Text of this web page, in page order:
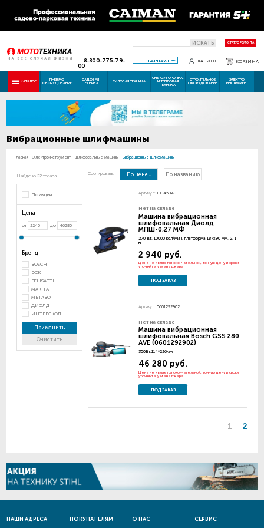
ИСКАТЬ СТАТУС РЕМОНТА
8-800-775-79-
00
БАРНАУЛ КАБИНЕТ КОРЗИНА
КАТАЛОГ ПНЕВМО
ОБОРУДОВАНИЕ
САДОВАЯ
ТЕХНИКА СИЛОВАЯ ТЕХНИКА
СНЕГОУБОРОЧНАЯ
И ТЕПЛОВАЯ
ТЕХНИКА
СТРОИТЕЛЬНОЕ
ОБОРУДОВАНИЕ
ЭЛЕКТРО
ИНСТРУМЕНТ
Вибрационные шлифмашины
Главная - Электроинструмент - Шлифовальные машины - Вибрационные шлифмашины
Найдено 22 товара
По акции
Цена
от до
Бренд
BOSCH
DCK
FELISATTI
MAKITA
METABO
ДИОЛД
ИНТЕРСКОЛ
Применить
Очистить
Сортировать: По цене По названию
Артикул: 10045040
Нет на складе
Машина вибрационная
шлифовальная Диолд
МПШ-0,27 МФ
270 Вт, 10000 кол/мин, платформа 187х90 мм, 2, 1
кг
2 940 руб.
Цена не является окончательной, точную цену и сроки
уточняйте у менеджера
ПОД ЗАКАЗ
Артикул: 0601292902
Нет на складе
Машина вибрационная
шлифовальная Bosch GSS 280
AVE (0601292902)
350Вт.114*226мм
46 280 руб.
Цена не является окончательной, точную цену и сроки
уточняйте у менеджера
ПОД ЗАКАЗ
1 2
НАШИ АДРЕСА ПОКУПАТЕЛЯМ О НАС СЕРВИС